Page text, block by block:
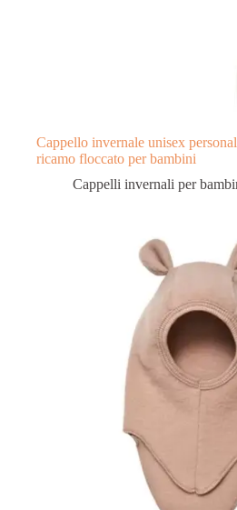
Cappello invernale unisex
ricamo floccato per bambini
Cappelli invernali per